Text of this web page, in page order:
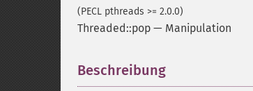
(PECL pthreads >= 2.0.0)
Threaded::pop — Manipulation
Beschreibung